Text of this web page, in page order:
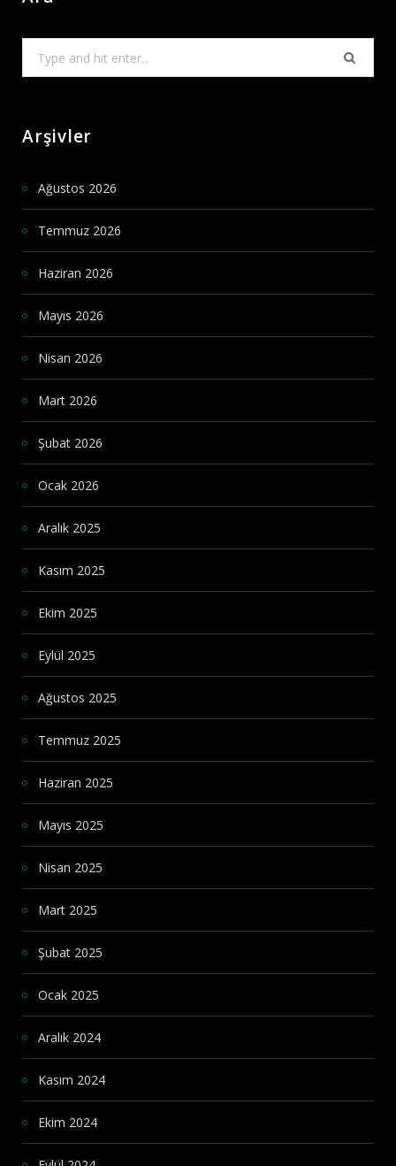
Arşivler
Ağustos 2026
Temmuz 2026
Haziran 2026
Mayıs 2026
Nisan 2026
Mart 2026
Şubat 2026
Ocak 2026
Aralık 2025
Kasım 2025
Ekim 2025
Eylül 2025
Ağustos 2025
Temmuz 2025
Haziran 2025
Mayıs 2025
Nisan 2025
Mart 2025
Şubat 2025
Ocak 2025
Aralık 2024
Kasım 2024
Ekim 2024